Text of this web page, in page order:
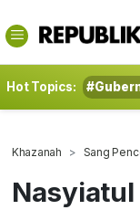
Hot Topics:
Khazanah Sang